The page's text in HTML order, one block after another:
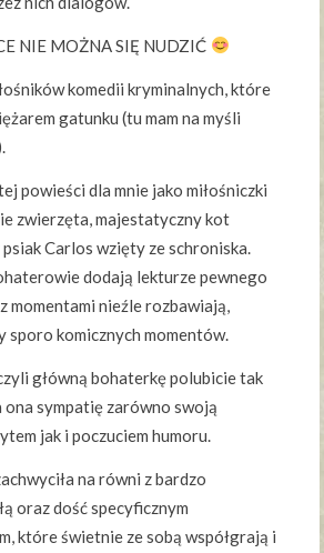
NIE MOŻNA SIĘ NUDZIĆ
komedii kryminalnych, które
gatunku (tu mam na myśli
powieści dla mnie jako miłośniczki
zwierzęta, majestatyczny kot
Carlos wzięty ze schroniska.
dodają lekturze pewnego
momentami nieźle rozbawiają,
sporo komicznych momentów.
główną bohaterkę polubicie tak
ona sympatię zarówno swoją
jak i poczuciem humoru.
na równi z bardzo
oraz dość specyficznym
które świetnie ze sobą współgrają i